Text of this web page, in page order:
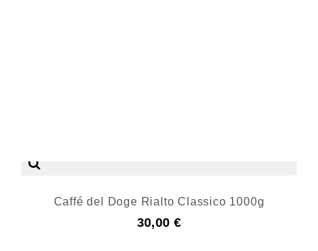
Caffé del Doge Rialto Classico 1000g
30,00 €